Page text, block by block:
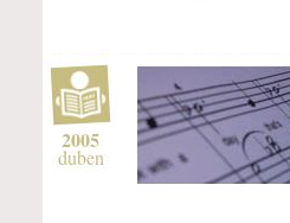
2005
duben